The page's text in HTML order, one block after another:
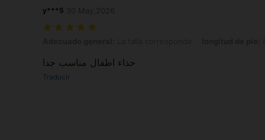
y***5
حذاء اطفال مناسب جدا
Traducir